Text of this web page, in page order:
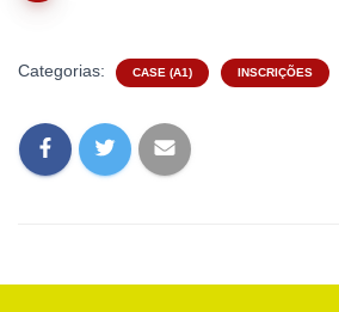
Categorias: CASE (A1) INSCRIÇÕES